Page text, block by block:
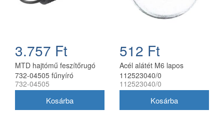
3.757 Ft
MTD hajtómű feszítőrugó
732-04505 fűnyíró
traktorhoz
732-04505
512 Ft
Acél alátét M6 lapos
112523040/0
112523040/0